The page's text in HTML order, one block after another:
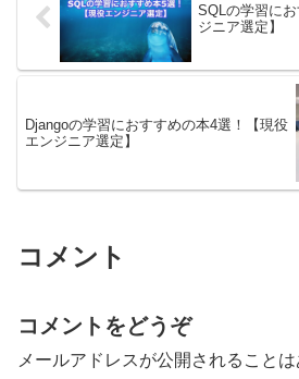
SQLの学習に
ジニア選定】
Djangoの学習におすすめの本4選！【現役
エンジニア選定】
コメント
コメントをどうぞ
メールアドレスが公開されることは